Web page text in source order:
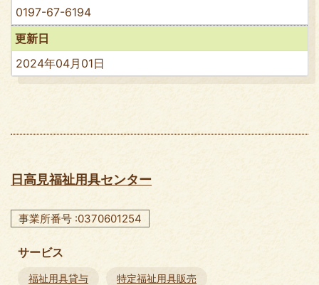
0197-67-6194
更新日
2024年04月01日
日高見福祉用具センター
事業所番号 :0370601254
サービス
福祉用具貸与 特定福祉用具販売